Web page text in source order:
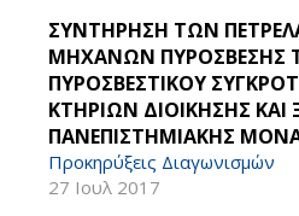
ΣΥΝΤΗΡΗΣΗ ΤΩΝ
ΜΗΧΑΝΩΝ ΠΥΡΟΣΒΕΣΗΣ
ΠΥΡΟΣΒΕΣΤΙΚΟΥ
ΚΤΗΡΙΩΝ ΔΙΟΙΚΗΣΗΣ ΚΑΙ
ΠΑΝΕΠΙΣΤΗΜΙΑΚΗΣ
Προκηρύξεις Διαγωνισμών
27 Ιουλ 2017